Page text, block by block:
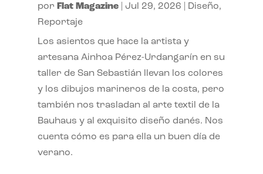
por Flat Magazine| Jul 29, 2026 Diseño,
Reportaje
Los asientos que hace la artista y
artesana Ainhoa Pérez-Urdangarín en su
taller de San Sebastián llevan los colores
y los dibujos marineros de la costa, pero
también nos trasladan al arte textil de la
Bauhaus y al exquisito diseño danés. Nos
cuenta cómo es para ella un buen día de
verano.